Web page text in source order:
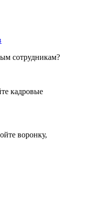
сотрудникам?
кадровые
воронку,